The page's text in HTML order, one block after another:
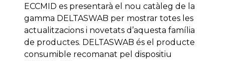
ECCMID es presentarà el nou catàleg de la
gamma DELTASWAB per mostrar totes les
actualitzacions i novetats d’aquesta família
de productes. DELTASWAB és el producte
consumible recomanat pel dispositiu